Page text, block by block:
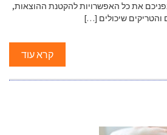
את כל האפשרויות להקטנת ההוצאות,
והטריקים שיכולים […]
קרא עוד